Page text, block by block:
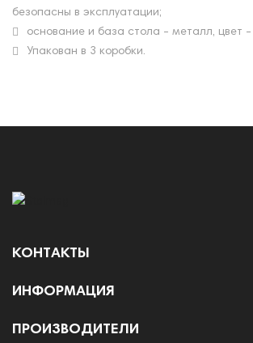
безопасны в эксплуатации;
основание и база стола - металл, цвет -
Упакован в 3 коробки.
КОНТАКТЫ
ИНФОРМАЦИЯ
ПРОИЗВОДИТЕЛИ